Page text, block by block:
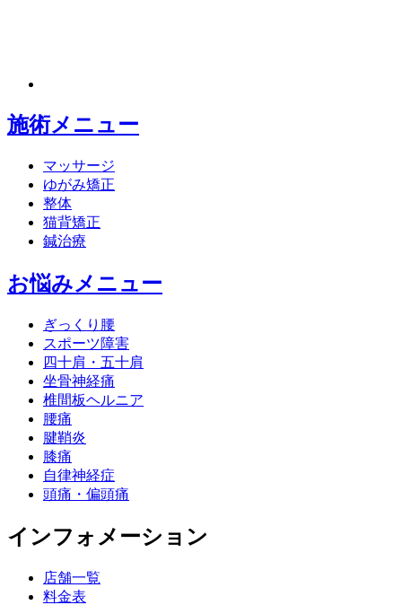
施術メニュー
マッサージ
ゆがみ矯正
整体
猫背矯正
鍼治療
お悩みメニュー
ぎっくり腰
スポーツ障害
四十肩・五十肩
坐骨神経痛
椎間板ヘルニア
腰痛
腱鞘炎
膝痛
自律神経症
頭痛・偏頭痛
インフォメーション
店舗一覧
料金表